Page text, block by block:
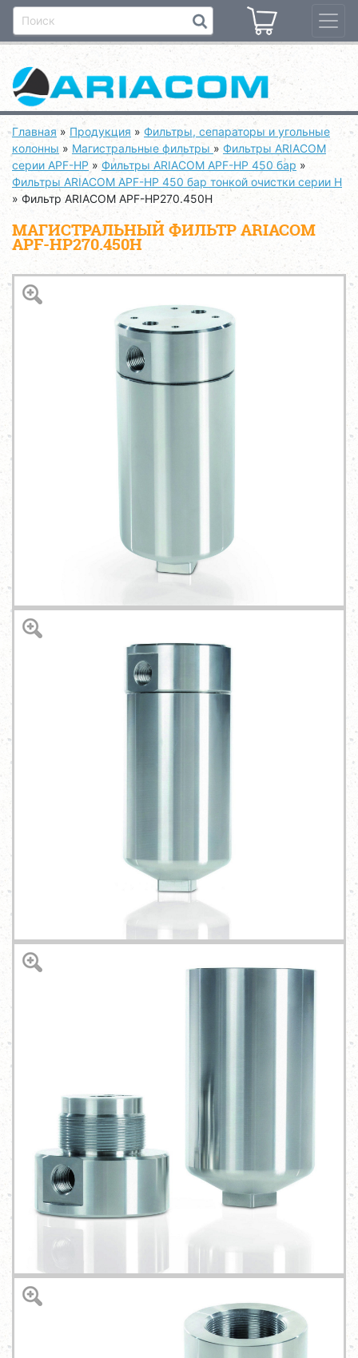
Главная » Продукция » Фильтры, сепараторы и угольные
колонны » Магистральные фильтры » Фильтры ARIACOM
серии APF-HP » Фильтры ARIACOM APF-HP 450 бар »
Фильтры ARIACOM APF-HP 450 бар тонкой очистки серии H
»Фильтр ARIACOM APF-HP270.450H
МАГИСТРАЛЬНЫЙ ФИЛЬТР ARIACOM
APF-HP270.450H